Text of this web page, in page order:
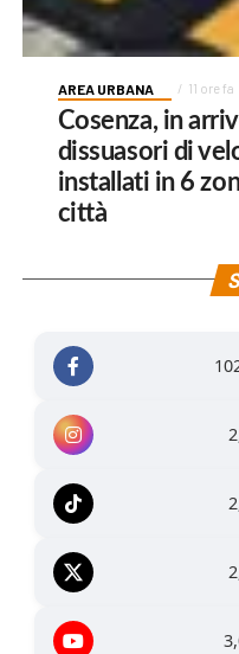
AREA URBANA 11 ore fa
Cosenza, in
dissuasori di
installati in 6
città